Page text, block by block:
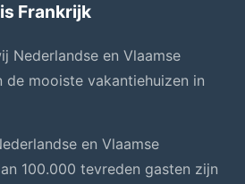
Frankrijk
Nederlandse en Vlaamse
de mooiste vakantiehuizen in
en Vlaamse
100.000 tevreden gasten zijn